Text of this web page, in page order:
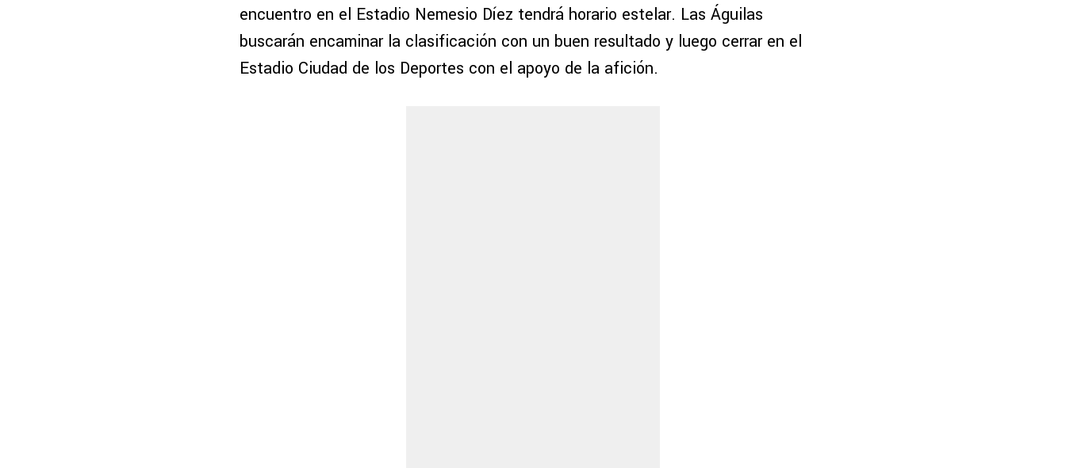
encuentro en el Estadio Nemesio Díez tendrá horario estelar. Las Águilas
buscarán encaminar la clasificación con un buen resultado y luego cerrar en el
Estadio Ciudad de los Deportes con el apoyo de la afición.